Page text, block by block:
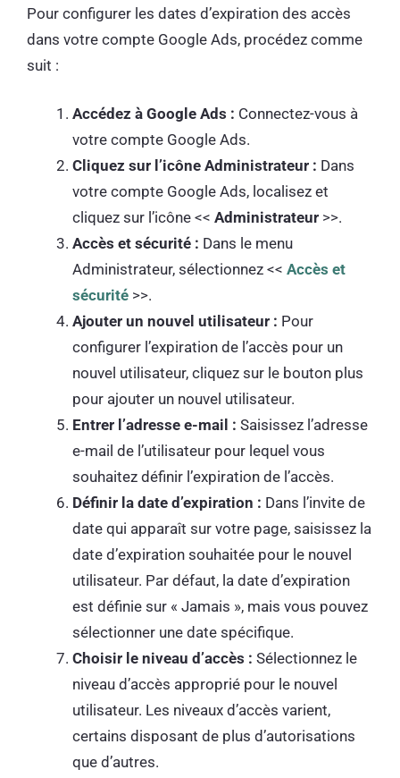
Pour configurer les dates d’expiration des accès
dans votre compte Google Ads, procédez comme
suit :
Accédez à Google Ads : Connectez-vous à
votre compte Google Ads.
Cliquez sur l’icône Administrateur : Dans
votre compte Google Ads, localisez et
cliquez sur l’icône << Administrateur >>.
Accès et sécurité : Dans le menu
Administrateur, sélectionnez << Accès et
sécurité >>.
Ajouter un nouvel utilisateur : Pour
configurer l’expiration de l’accès pour un
nouvel utilisateur, cliquez sur le bouton plus
pour ajouter un nouvel utilisateur.
Entrer l’adresse e-mail : Saisissez l’adresse
e-mail de l’utilisateur pour lequel vous
souhaitez définir l’expiration de l’accès.
Définir la date d’expiration : Dans l’invite de
date qui apparaît sur votre page, saisissez la
date d’expiration souhaitée pour le nouvel
utilisateur. Par défaut, la date d’expiration
est définie sur « Jamais », mais vous pouvez
sélectionner une date spécifique.
Choisir le niveau d’accès : Sélectionnez le
niveau d’accès approprié pour le nouvel
utilisateur. Les niveaux d’accès varient,
certains disposant de plus d’autorisations
que d’autres.